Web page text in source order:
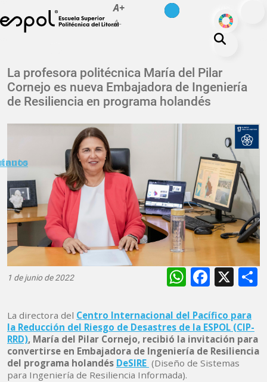
Pasar al contenido principal
A+
A-
ODS
La ESPOL
Educación
Vida politécnica
Nuestra Huella
Transparencia
La profesora politécnica María del Pilar
Cornejo es nueva Embajadora de Ingeniería
de Resiliencia en programa holandés
1 de junio de 2022 X
La directora del Centro Internacional del Pacífico para
la Reducción del Riesgo de Desastres de la ESPOL (CIP-
RRD), María del Pilar Cornejo, recibió la invitación para
convertirse en Embajadora de Ingeniería de Resiliencia
del programa holandés DeSIRE (Diseño de Sistemas
para Ingeniería de Resiliencia Informada).